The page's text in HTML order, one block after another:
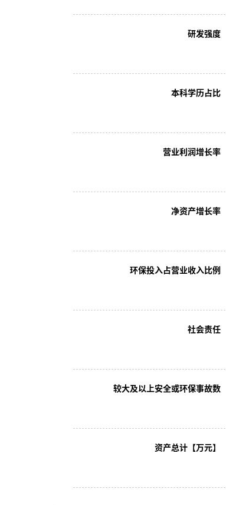
研发强度
本科学历占比
营业利润增长率
净资产增长率
环保投入占营业收入比例
社会责任
较大及以上安全或环保事故数
资产总计【万元】